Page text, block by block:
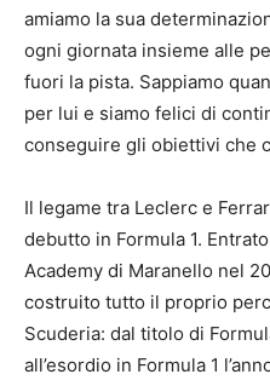
amiamo la sua
ogni giornata insieme alle
fuori la pista. Sappiamo
per lui e siamo felici di
conseguire gli obiettivi che
Il legame tra Leclerc e
debutto in Formula 1.
Academy di Maranello nel
costruito tutto il proprio
Scuderia: dal titolo di
all’esordio in Formula 1